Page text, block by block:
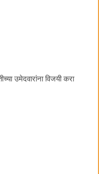
उमेदवारांना विजयी करा